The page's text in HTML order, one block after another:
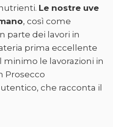
Le nostre uve
, così come
parte dei lavori in
prima eccellente
le lavorazioni in
Prosecco
che racconta il